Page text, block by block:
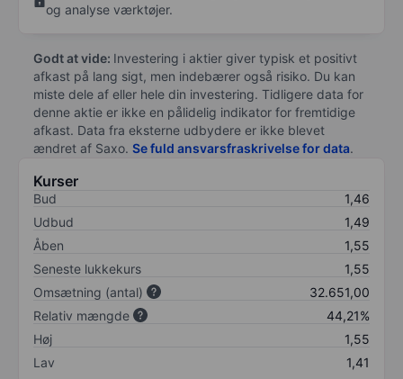
og analyse værktøjer.
Godt at vide: Investering i aktier giver typisk et positivt
afkast på lang sigt, men indebærer også risiko. Du kan
miste dele af eller hele din investering. Tidligere data for
denne aktie er ikke en pålidelig indikator for fremtidige
afkast. Data fra eksterne udbydere er ikke blevet
ændret af Saxo. Se fuld ansvarsfraskrivelse for data.
Kurser
Bud
1,46
Udbud
1,49
Åben
1,55
Seneste lukkekurs
1,55
Omsætning (antal)
32.651,00
Relativ mængde
44,21%
Høj
1,55
Lav
1,41